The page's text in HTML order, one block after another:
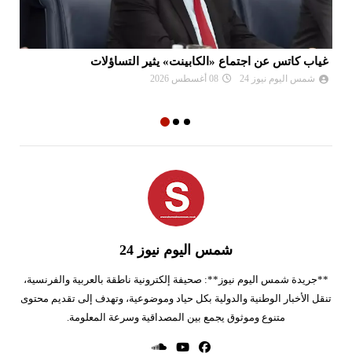
غياب كاتس عن اجتماع «الكابينت» يثير التساؤلات
شمس اليوم نيوز 24 08 أغسطس 2026
شمس اليوم نيوز 24
**جريدة شمس اليوم نيوز**: صحيفة إلكترونية ناطقة بالعربية والفرنسية،
تنقل الأخبار الوطنية والدولية بكل حياد وموضوعية، وتهدف إلى تقديم محتوى
متنوع وموثوق يجمع بين المصداقية وسرعة المعلومة.